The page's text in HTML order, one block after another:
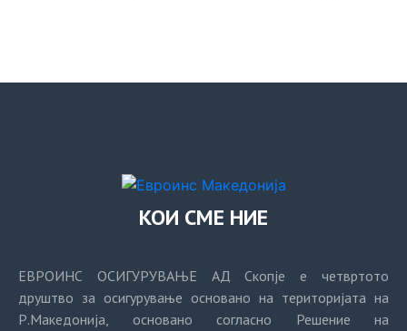
КОИ СМЕ НИЕ
ЕВРОИНС ОСИГУРУВАЊЕ АД Скопје е четвртото
друштво за осигурување основано на територијата на
Р.Македонија, основано согласно Решение на